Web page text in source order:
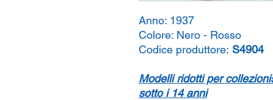
Anno: 1937
Colore: Nero - Rosso
Codice produttore: S4904
Modelli ridotti per
sotto i 14 anni